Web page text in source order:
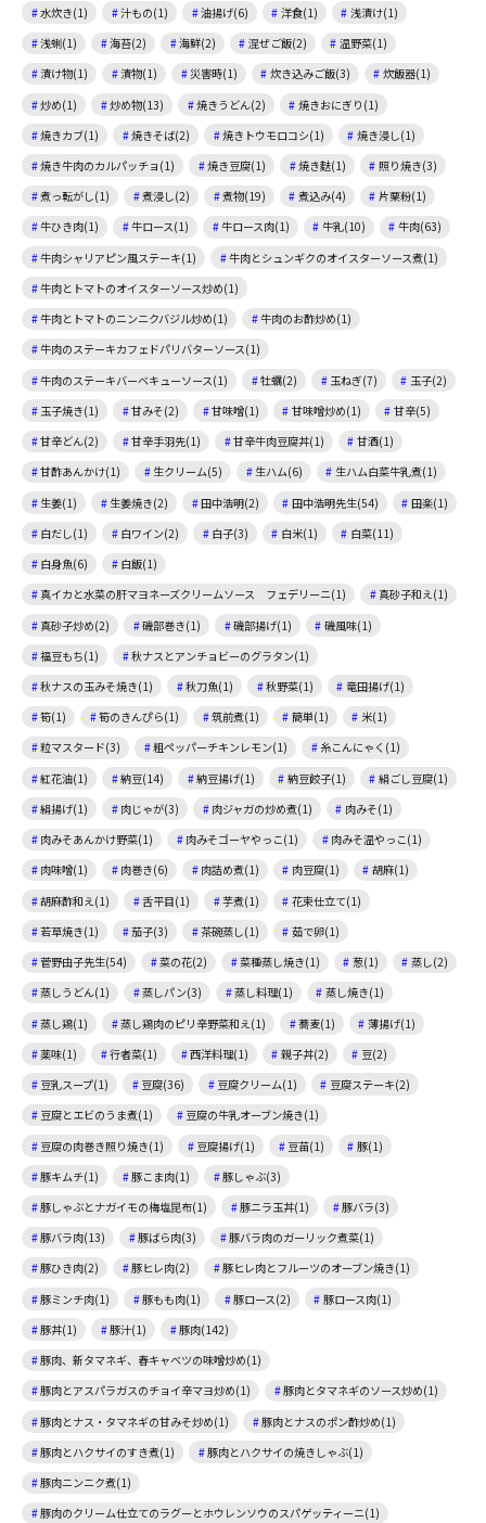
水炊き(1) 汁もの(1) 油揚げ(6) 洋食(1)
浅漬け(1)
浅蜊(1)
海苔(2) 海鮮(2) 混ぜご飯(2)
温野菜(1)
漬け物(1)
漬物(1) 災害時(1) 炊き込みご飯(3)
炊飯器(1)
炒め(1)
炒め物(13) 焼きうどん(2)
焼きおにぎり(1)
焼きカブ(1)
焼きそば(2) 焼きトウモロコシ(1)
焼き浸し(1)
焼き牛肉のカルパッチョ(1)
焼き豆腐(1) 焼き麩(1)
照り焼き(3)
煮っ転がし(1)
煮浸し(2) 煮物(19) 煮込み(4)
片栗粉(1)
牛ひき肉(1)
牛ロース(1) 牛ロース肉(1) 牛乳(10)
牛肉(63)
牛肉シャリアピン風ステーキ(1)
牛肉とシュンギクのオイスターソース煮(1)
牛肉とトマトのオイスターソース炒め(1)
牛肉とトマトのニンニクバジル炒め(1)
牛肉のお酢炒め(1)
牛肉のステーキカフェドパリバターソース(1)
牛肉のステーキバーベキューソース(1)
牡蠣(2) 玉ねぎ(7)
玉子(2)
玉子焼き(1)
甘みそ(2) 甘味噌(1) 甘味噌炒め(1)
甘辛(5)
甘辛どん(2)
甘辛手羽先(1) 甘辛牛肉豆腐丼(1)
甘酒(1)
甘酢あんかけ(1)
生クリーム(5) 生ハム(6)
生ハム白菜牛乳煮(1)
生姜(1)
生姜焼き(2) 田中浩明(2) 田中浩明先生(54)
田楽(1)
白だし(1)
白ワイン(2) 白子(3) 白米(1)
白菜(11)
白身魚(6)
白飯(1)
真イカと水菜の肝マヨネーズクリームソース フェデリーニ(1)
真砂子和え(1)
真砂子炒め(2)
磯部巻き(1) 磯部揚げ(1)
磯風味(1)
福豆もち(1)
秋ナスとアンチョビーのグラタン(1)
秋ナスの玉みそ焼き(1)
秋刀魚(1) 秋野菜(1)
竜田揚げ(1)
筍(1)
筍のきんぴら(1) 筑前煮(1) 簡単(1)
米(1)
粒マスタード(3)
粗ペッパーチキンレモン(1)
糸こんにゃく(1)
紅花油(1)
納豆(14) 納豆揚げ(1) 納豆餃子(1)
絹ごし豆腐(1)
絹揚げ(1)
肉じゃが(3) 肉ジャガの炒め煮(1)
肉みそ(1)
肉みそあんかけ野菜(1)
肉みそゴーヤやっこ(1)
肉みそ温やっこ(1)
肉味噌(1)
肉巻き(6) 肉詰め煮(1) 肉豆腐(1)
胡麻(1)
胡麻酢和え(1)
舌平目(1) 芋煮(1)
花束仕立て(1)
若草焼き(1)
茄子(3) 茶碗蒸し(1)
茹で卵(1)
菅野由子先生(54)
菜の花(2) 菜種蒸し焼き(1) 葱(1)
蒸し(2)
蒸しうどん(1)
蒸しパン(3) 蒸し料理(1)
蒸し焼き(1)
蒸し鶏(1)
蒸し鶏肉のピリ辛野菜和え(1) 蕎麦(1)
薄揚げ(1)
薬味(1)
行者菜(1) 西洋料理(1) 親子丼(2)
豆(2)
豆乳スープ(1)
豆腐(36) 豆腐クリーム(1)
豆腐ステーキ(2)
豆腐とエビのうま煮(1)
豆腐の牛乳オーブン焼き(1)
豆腐の肉巻き照り焼き(1)
豆腐揚げ(1) 豆苗(1)
豚(1)
豚キムチ(1)
豚こま肉(1)
豚しゃぶ(3)
豚しゃぶとナガイモの梅塩昆布(1)
豚ニラ玉丼(1)
豚バラ(3)
豚バラ肉(13)
豚ばら肉(3)
豚バラ肉のガーリック煮菜(1)
豚ひき肉(2)
豚ヒレ肉(2)
豚ヒレ肉とフルーツのオーブン焼き(1)
豚ミンチ肉(1)
豚もも肉(1) 豚ロース(2)
豚ロース肉(1)
豚丼(1)
豚汁(1)
豚肉(142)
豚肉、新タマネギ、春キャベツの味噌炒め(1)
豚肉とアスパラガスのチョイ辛マヨ炒め(1)
豚肉とタマネギのソース炒め(1)
豚肉とナス・タマネギの甘みそ炒め(1)
豚肉とナスのポン酢炒め(1)
豚肉とハクサイのすき煮(1)
豚肉とハクサイの焼きしゃぶ(1)
豚肉ニンニク煮(1)
豚肉のクリーム仕立てのラグーとホウレンソウのスパゲッティーニ(1)